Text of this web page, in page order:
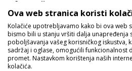
Informacije
Sport Vision ponude
Pratite nas
Ova web stranica koristi
Kolačiće upotrebljavamo kako bi ova web
bismo bili u stanju vršiti dalja unapređenja
poboljšavanja vašeg korisničkog iskustva,
sadržaj i oglase, omogućili funkcionalnost
promet. Nastavkom korištenja naših
kolačića.